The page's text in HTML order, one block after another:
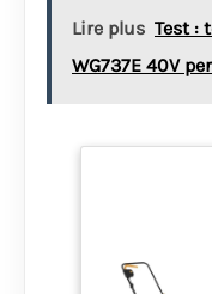
Lire plus Test :
WG737E 40V